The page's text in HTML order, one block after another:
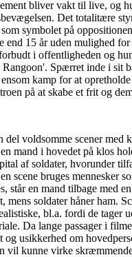
bliver vakt til live, og
Det totalitære
symbolet på
end 15 år uden mulighed for
i offentligheden og
Spærret inde i sit
kamp for at opretholde
på at skabe et frit og
del voldsomme scener med
mand i hovedet på klos
af soldater, hvorunder
scene bruges mennesker
står en mand tilbage med
mens soldater håner ham.
bl.a. fordi de tager
Da lange passager i
og usikkerhed om
vil kunne virke